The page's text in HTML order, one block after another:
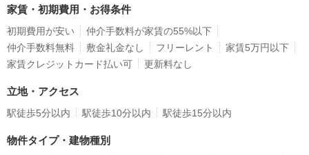
家賃・初期費用・お得条件
初期費用が安い
仲介手数料が家賃の55%以下
仲介手数料無料
敷金礼金なし フリーレント
家賃5万円以下
家賃クレジットカード払い可
更新料なし
立地・アクセス
駅徒歩5分以内 駅徒歩10分以内 駅徒歩15分以内
物件タイプ・建物種別